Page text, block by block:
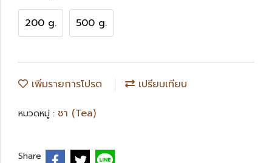
200 g. 500 g.
เพิ่มรายการโปรด เปรียบเทียบ
หมวดหมู่ : ชา (Tea)
Share